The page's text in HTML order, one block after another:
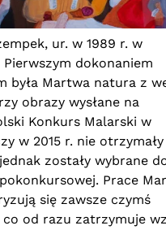
ur. w 1989 r. w
Pierwszym dokonaniem
była Martwa natura z
obrazy wysłane na
Konkurs Malarski w
w 2015 r. nie otrzymały
zostały wybrane
Prace
się zawsze czymś
co od razu zatrzymuje